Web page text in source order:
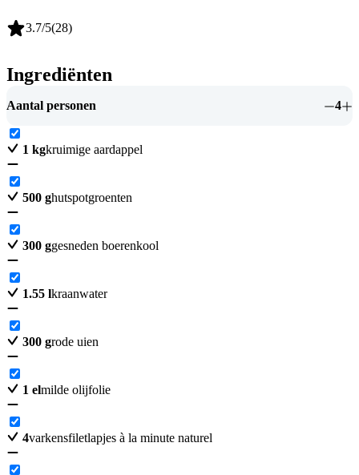
3.7/5(28)
Ingrediënten
Aantal personen 4
1 kgkruimige aardappel
500 ghutspotgroenten
300 ggesneden boerenkool
1.55 lkraanwater
300 grode uien
1 elmilde olijfolie
4varkensfiletlapjes à la minute naturel